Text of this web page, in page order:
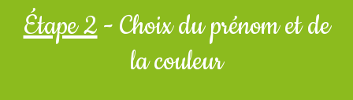
Étape 2- Choix du prénom et de
la couleur